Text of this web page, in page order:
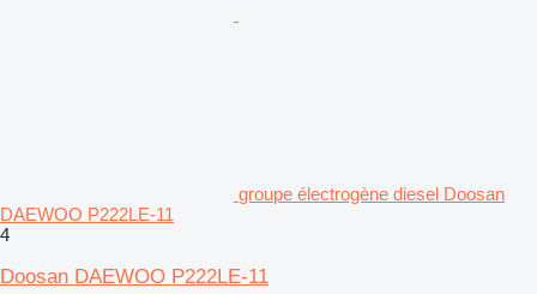
groupe électrogène diesel Doosan
DAEWOO P222LE-11
4
Doosan DAEWOO P222LE-11